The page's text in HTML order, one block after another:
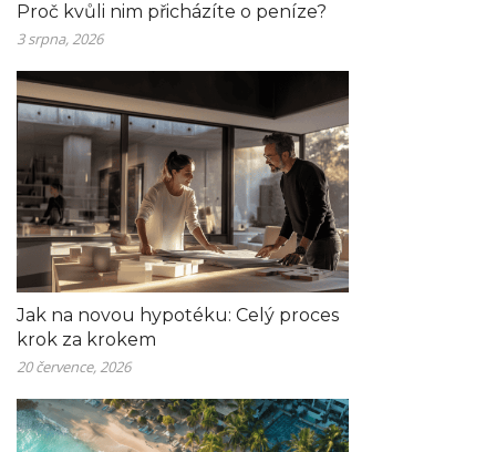
Proč kvůli nim přicházíte o peníze?
3 srpna, 2026
Jak na novou hypotéku: Celý proces
krok za krokem
20 července, 2026